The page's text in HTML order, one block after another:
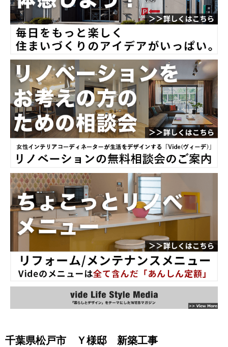
千葉県松戸市 Ｙ様邸 新築工事